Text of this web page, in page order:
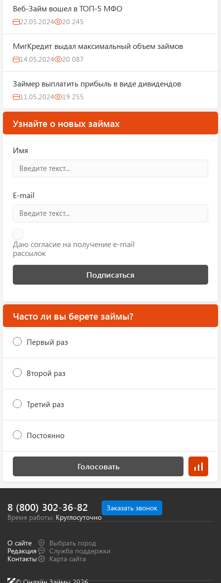
Веб-Займ вошел в ТОП-5 МФО
22.05.2024 20 245
МигКредит выдал максимальный объем займов
14.05.2024 20 087
Займер выплатить прибыль в виде дивидендов
11.05.2024 19 255
Узнайте о новых займах
Имя
E-mail
Даю согласие на получение e-mail
рассылок
Подписаться
Часто ли вы берете займы?
Первый раз
Второй раз
Третий раз
Постоянно
Голосовать
О сайте
Редакция
Контакты
Выбрать город
Служба поддержки
Карта сайта
Заказать звонок
8 (800) 302-36-82
Время работы: Круглосуточно